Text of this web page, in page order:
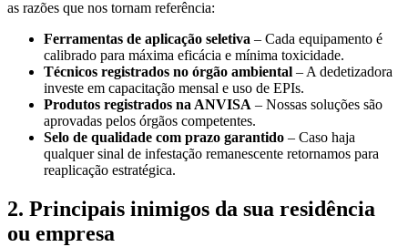
as razões que nos tornam referência:
Ferramentas de aplicação seletiva – Cada equipamento é
calibrado para máxima eficácia e mínima toxicidade.
Técnicos registrados no órgão ambiental – A dedetizadora
investe em capacitação mensal e uso de EPIs.
Produtos registrados na ANVISA – Nossas soluções são
aprovadas pelos órgãos competentes.
Selo de qualidade com prazo garantido – Caso haja
qualquer sinal de infestação remanescente retornamos para
reaplicação estratégica.
2. Principais inimigos da sua residência
ou empresa